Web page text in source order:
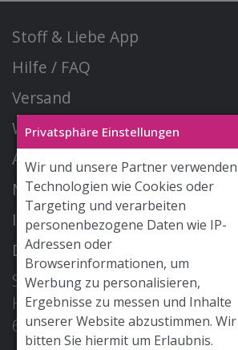
Privatsphäre Einstellungen
Wir und unsere Partner verwenden
Technologien wie Cookies oder
Targeting und verarbeiten
personenbezogene Daten wie IP-
Adressen oder
Browserinformationen, um
Werbung zu personalisieren,
Ergebnisse zu messen und Inhalte
unserer Website abzustimmen. Wir
bitten Sie hiermit um Erlaubnis.
Stoff & Liebe App
Hilfe / FAQ
Versand
Widerrufsrecht
AGB
Newsletter
Impressum
Datenschutz
STOFF & LIEBE GmbH
Hohe Str. 2
68526 Ladenburg